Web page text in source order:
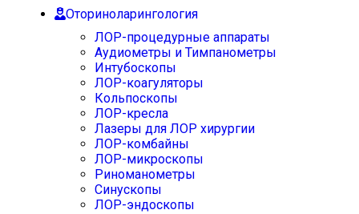
Оториноларингология
ЛОР-процедурные аппараты
Аудиометры и Тимпанометры
Интубоскопы
ЛОР-коагуляторы
Кольпоскопы
ЛОР-кресла
Лазеры для ЛОР хирургии
ЛОР-комбайны
ЛОР-микроскопы
Риноманометры
Синускопы
ЛОР-эндоскопы